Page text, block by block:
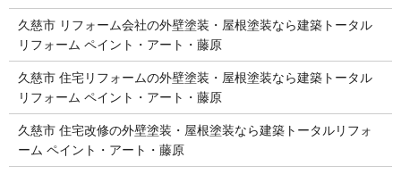
久慈市 リフォーム会社の外壁塗装・屋根塗装なら建築トータル
リフォーム ペイント・アート・藤原
久慈市 住宅リフォームの外壁塗装・屋根塗装なら建築トータル
リフォーム ペイント・アート・藤原
久慈市 住宅改修の外壁塗装・屋根塗装なら建築トータルリフォ
ーム ペイント・アート・藤原